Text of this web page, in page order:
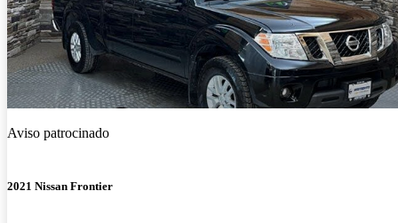
Aviso patrocinado
2021 Nissan Frontier